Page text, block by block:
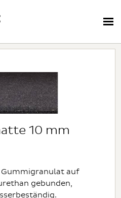
10 mm
auf
gebunden,